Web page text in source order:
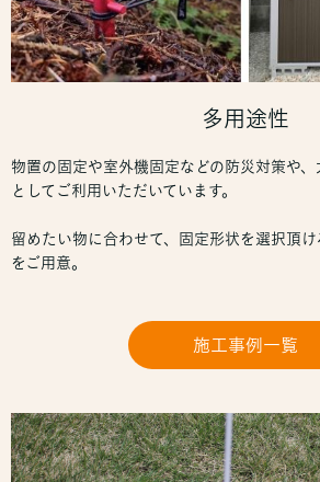
多用途性
物置の固定や室外機固定などの防災対策や
としてご利用いただいています。
留めたい物に合わせて、固定形状を選択頂
をご用意。
施工事例一覧